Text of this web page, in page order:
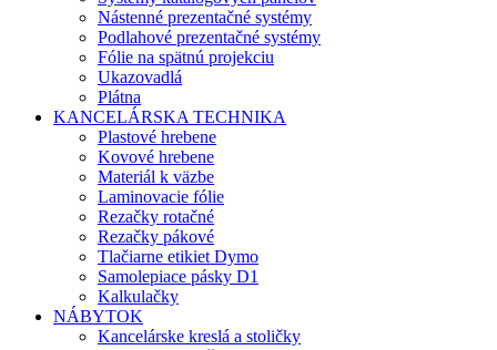
Nástenné prezentačné systémy
Podlahové prezentačné systémy
Fólie na spätnú projekciu
Ukazovadlá
Plátna
KANCELÁRSKA TECHNIKA
Plastové hrebene
Kovové hrebene
Materiál k väzbe
Laminovacie fólie
Rezačky rotačné
Rezačky pákové
Tlačiarne etikiet Dymo
Samolepiace pásky D1
Kalkulačky
NÁBYTOK
Kancelárske kreslá a stoličky